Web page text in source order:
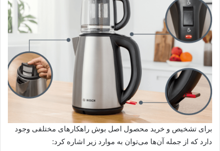
برای تشخیص و خرید محصول اصل بوش راهکارهای مختلفی وجود
دارد که از جمله آن‌ها می‌توان به موارد زیر اشاره کرد: